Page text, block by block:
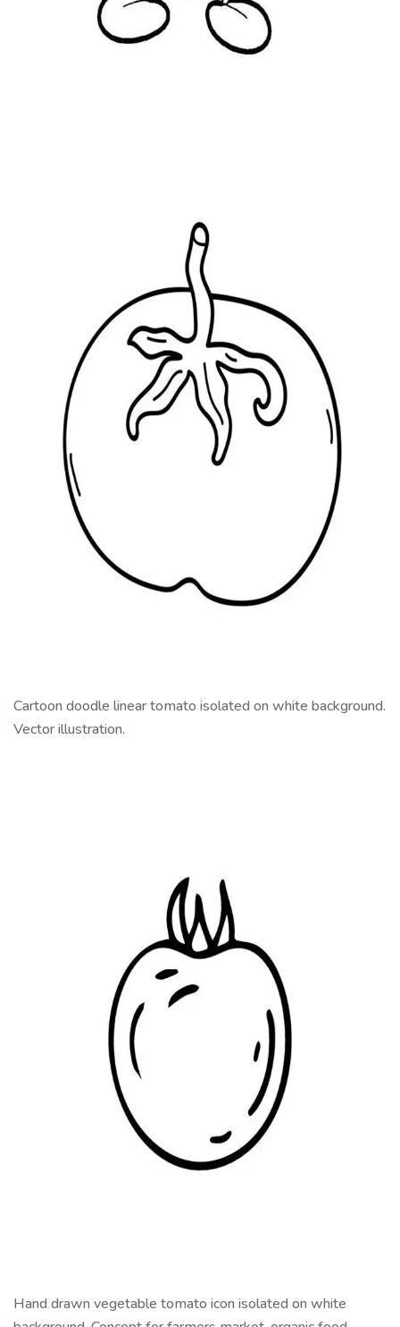
Cartoon doodle linear tomato isolated on white background.
Vector illustration.
Hand drawn vegetable tomato icon isolated on white